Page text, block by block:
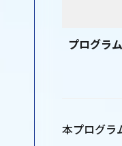
プログラ
本プログラ